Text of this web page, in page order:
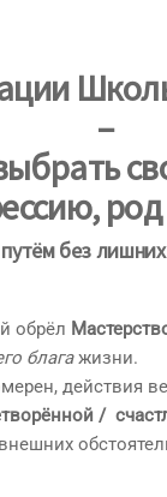
–
без
обрёл
благажизни.
действия
/